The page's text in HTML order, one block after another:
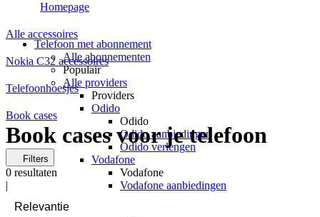
Telefoon met abonnement
Alle abonnementen
Populair
Alle providers
Providers
Odido
Odido
Odido aanbiedingen
Odido verlengen
Vodafone
Vodafone
Vodafone aanbiedingen
Homepage
Alle accessoires
Nokia C32 accessoires
Telefoonhoesjes
Book cases
Book cases voor je telefoon
Filters
0 resultaten
|